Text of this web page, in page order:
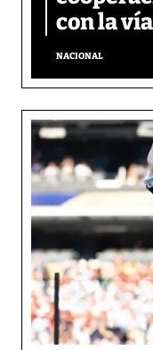
con la
NACIONAL